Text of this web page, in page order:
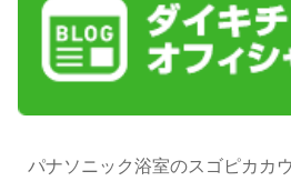
パナソニック浴室のスゴピカカ